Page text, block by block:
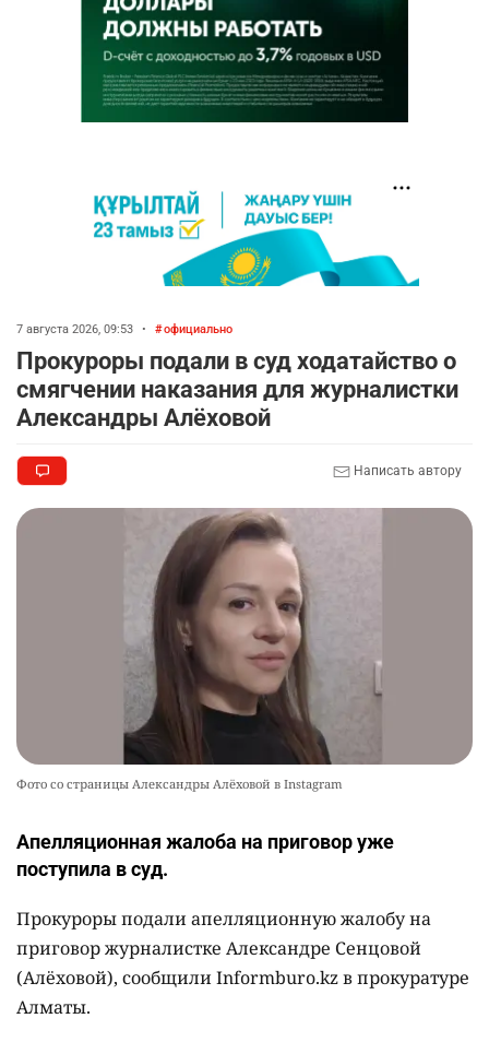
7 августа 2026, 09:53 • официально
Прокуроры подали в суд ходатайство о
смягчении наказания для журналистки
Александры Алёховой
Написать автору
Фото со страницы Александры Алёховой в Instagram
Апелляционная жалоба на приговор уже
поступила в суд.
Прокуроры подали апелляционную жалобу на
приговор журналистке Александре Сенцовой
(Алёховой), сообщили Informburo.kz в прокуратуре
Алматы.